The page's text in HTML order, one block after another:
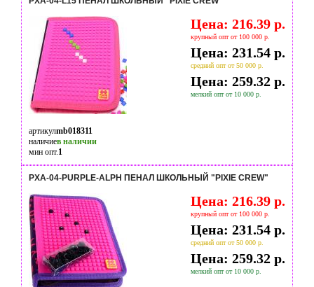
Цена: 216.39 р.
крупный опт от 100 000 р.
Цена: 231.54 р.
средний опт от 50 000 р.
Цена: 259.32 р.
мелкий опт от 10 000 р.
артикулmb018311
наличиев наличии
мин опт.1
PXA-04-PURPLE-ALPH ПЕНАЛ ШКОЛЬНЫЙ "PIXIE CREW"
Цена: 216.39 р.
крупный опт от 100 000 р.
Цена: 231.54 р.
средний опт от 50 000 р.
Цена: 259.32 р.
мелкий опт от 10 000 р.